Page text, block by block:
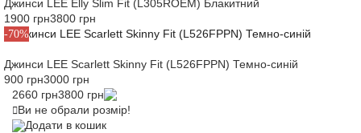
Джинси LEE Elly Slim Fit (L305ROEM) Блакитний
1900 грн3800 грн
-70%
Джинси LEE Scarlett Skinny Fit (L526FPPN) Темно-синій
900 грн3000 грн
2660 грн3800 грн
Ви не обрали розмір!
Додати в кошик